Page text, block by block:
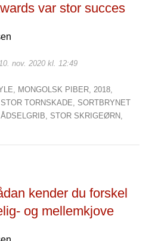
var stor succes
nov. 2020 kl. 12:49
MONGOLSK PIBER, 2018,
STOR TORNSKADE, SORTBRYNET
ÅDSELGRIB, STOR SKRIGEØRN,
kender du forskel
og mellemkjove